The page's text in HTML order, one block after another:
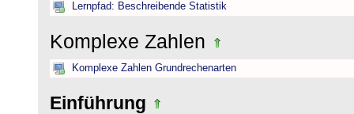
Lernpfad: Beschreibende Statistik
Komplexe Zahlen
Komplexe Zahlen Grundrechenarten
Einführung